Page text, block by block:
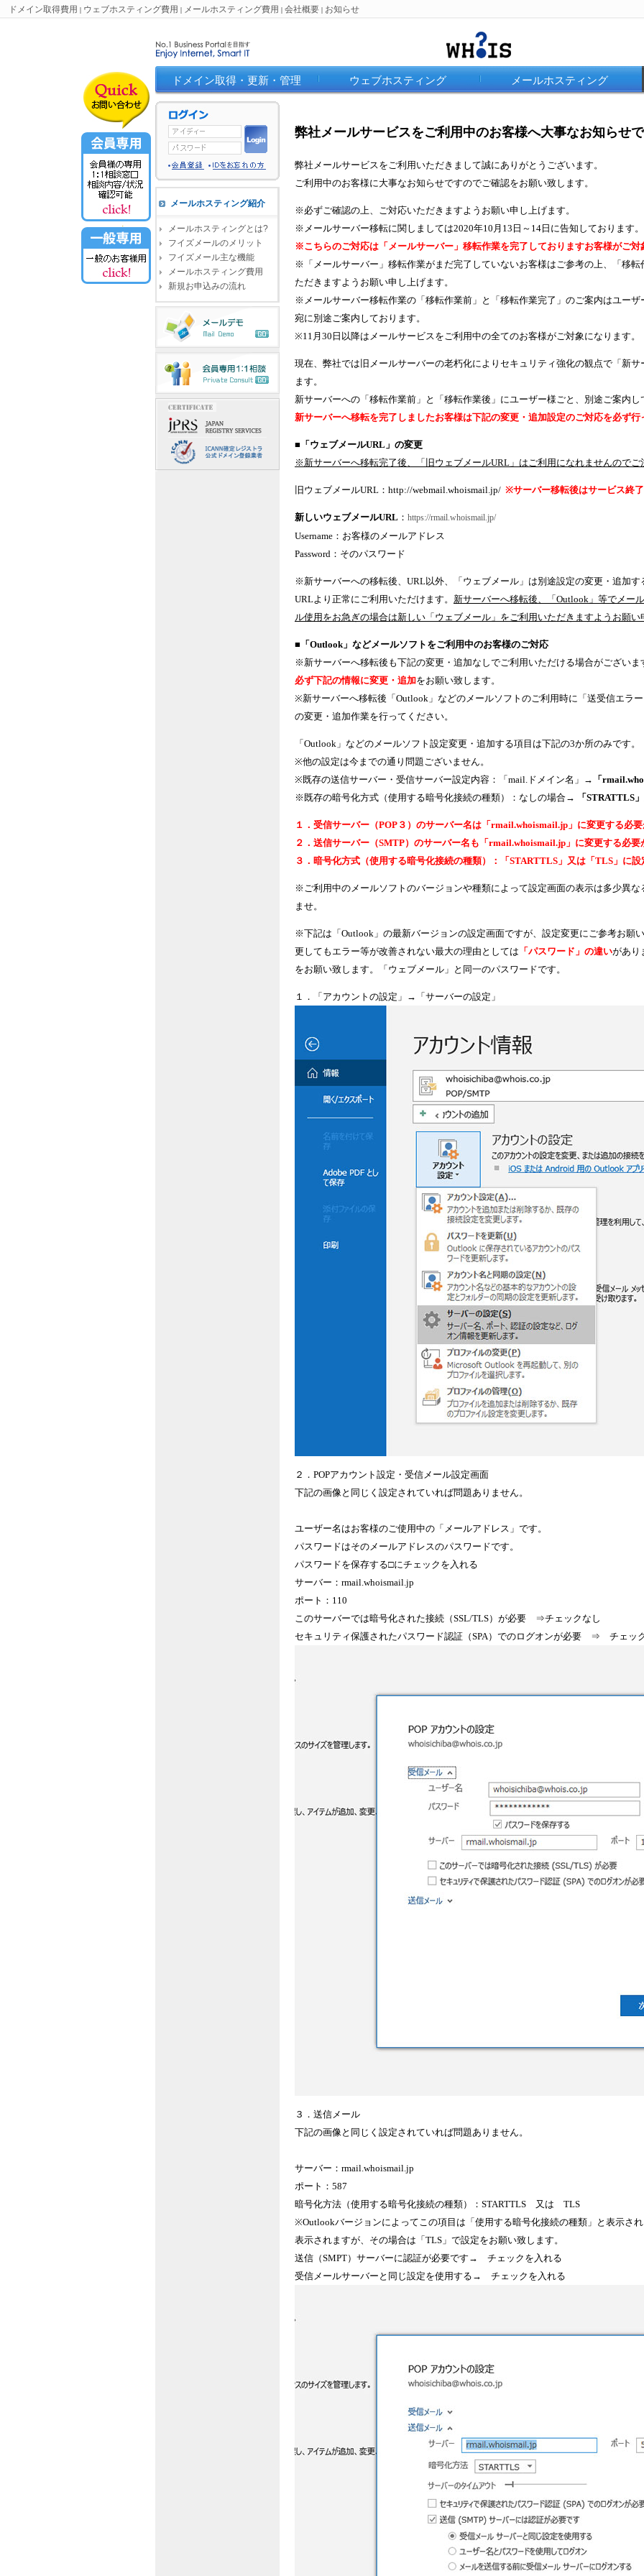
ドメイン取得費用 | ウェブホスティング費用 | メールホスティング費用 | 会社概要 | お知らせ
ドメイン取得・更新・管理 ウェブホスティング メールホスティング
メールホスティング紹介
メールホスティングとは?
フイズメールのメリット
フイズメール主な機能
メールホスティング費用
新規お申込みの流れ
弊社メールサービスをご利用中のお客様へ大事なお知らせ
弊社メールサービスをご利用いただきまして誠にありがとうございます。
ご利用中のお客様に大事なお知らせですのでご確認をお願い致します。
※必ずご確認の上、ご対応いただきますようお願い申し上げます。
※メールサーバー移転に関しましては2020年10月13日～14日に告知しております。
※こちらのご対応は「メールサーバー」移転作業を完了しておりますお客様がご対
※「メールサーバー」移転作業がまだ完了していないお客様はご参考の上、「移
ただきますようお願い申し上げます。
※メールサーバー移転作業の「移転作業前」と「移転作業完了」のご案内はユー
宛に別途ご案内しております。
※11月30日以降はメールサービスをご利用中の全てのお客様がご対象になります。
現在、弊社では旧メールサーバーの老朽化によりセキュリティ強化の観点で「新
ます。
新サーバーへの「移転作業前」と「移転作業後」にユーザー様ごと、別途ご案内し
新サーバーへ移転を完了しましたお客様は下記の変更・追加設定のご対応を必ず行
■「ウェブメールURL」の変更
※新サーバーへ移転完了後、「旧ウェブメールURL」はご利用になれませんのでご
旧ウェブメールURL：http://webmail.whoismail.jp/ ※サーバー移転後はサービス終了
新しいウェブメールURL ： https://rmail.whoismail.jp/
Username：お客様のメールアドレス
Password：そのパスワード
※新サーバーへの移転後、URL以外、「ウェブメール」は別途設定の変更・追加
URLより正常にご利用いただけます。 新サーバーへ移転後、「Outlook」等でメー
ル使用をお急ぎの場合は新しい「ウェブメール」をご利用いただきますようお願い
■「Outlook」などメールソフトをご利用中のお客様のご対応
※新サーバーへ移転後も下記の変更・追加なしでご利用いただける場合がござい
必ず下記の情報に変更・追加をお願い致します。
※新サーバーへ移転後「Outlook」などのメールソフトのご利用時に「送受信エラ
の変更・追加作業を行ってください。
「Outlook」などのメールソフト設定変更・追加する項目は下記の3か所のみです。
※他の設定は今までの通り問題ございません。
※既存の送信サーバー・受信サーバー設定内容：「mail.ドメイン名」→ 「
※既存の暗号化方式（使用する暗号化接続の種類）：なしの場合→
「STRATTLS
１．受信サーバー（POP３）のサーバー名は「rmail.whoismail.jp」に変更する必
２．送信サーバー（SMTP）のサーバー名も「rmail.whoismail.jp」に変更する必要
３．暗号化方式（使用する暗号化接続の種類）：「STARTTLS」又は「TLS」に設
※ご利用中のメールソフトのバージョンや種類によって設定画面の表示は多少異
ませ。
※下記は「Outlook」の最新バージョンの設定画面ですが、設定変更にご参考お願
更してもエラー等が改善されない最大の理由としては 「パスワード」の違いがあり
をお願い致します。「ウェブメール」と同一のパスワードです。
１．「アカウントの設定」→「サーバーの設定」
２．POPアカウント設定・受信メール設定画面
下記の画像と同じく設定されていれば問題ありません。
ユーザー名はお客様のご使用中の「メールアドレス」です。
パスワードはそのメールアドレスのパスワードです。
パスワードを保存する□にチェックを入れる
サーバー：rmail.whoismail.jp
ポート：110
このサーバーでは暗号化された接続（SSL/TLS）が必要 ⇒チェックなし
セキュリティ保護されたパスワード認証（SPA）でのログオンが必要 ⇒ チェッ
３．送信メール
下記の画像と同じく設定されていれば問題ありません。
サーバー：rmail.whoismail.jp
ポート：587
暗号化方法（使用する暗号化接続の種類）：STARTTLS 又は TLS
※Outlookバージョンによってこの項目は「使用する暗号化接続の種類」と表示さ
表示されますが、その場合は「TLS」で設定をお願い致します。
送信（SMPT）サーバーに認証が必要です→ チェックを入れる
受信メールサーバーと同じ設定を使用する→ チェックを入れる